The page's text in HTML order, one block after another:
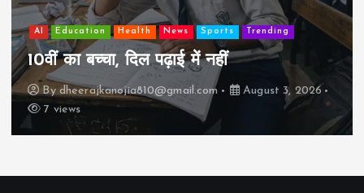
AI Education Health News Sports Trending
10वीं का बच्चा, दिल पढ़ाई में नहीं
By dheerajkanojia810@gmail.com
August 3, 2026
7 views